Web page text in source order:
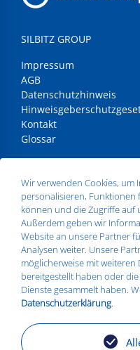
SILBITZ GROUP
Impressum
AGB
Datenschutzhinweis
Kontakt
Glossar
ANSCHRIFT
Silbitz Group GmbH
Dr.- Maruschky - Straße 2
07613 Silbitz
Telefon:+49 36693
E-Mail:info@silbitz-
STANDORTE
Silbitz
Wir verwenden Cookies, um
personalisieren, Funktionen
können und die Zugriffe auf
Außerdem geben wir
Website an unsere Partner
Analysen weiter. Unsere
möglicherweise mit weiteren
bereitgestellt haben oder
Dienste gesammelt haben.
Datenschutzerklärung.